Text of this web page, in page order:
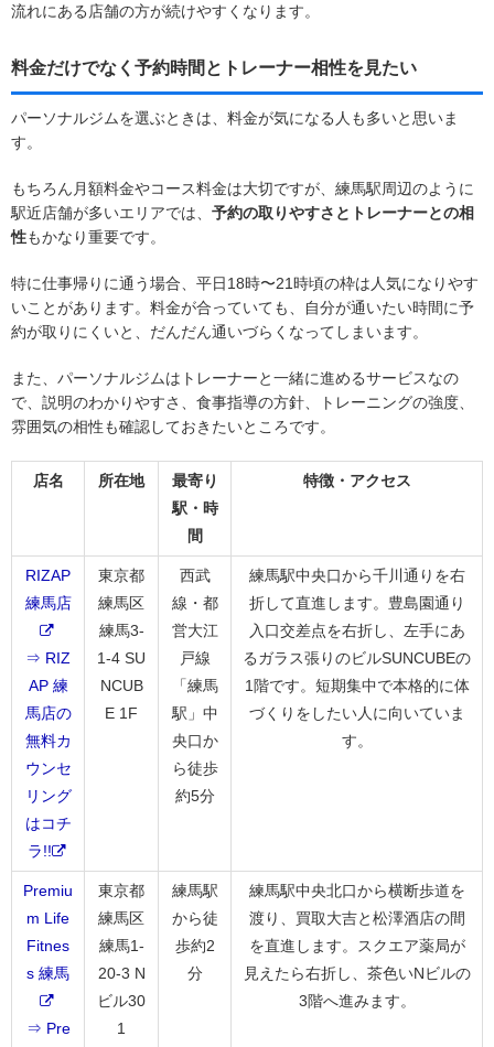
流れにある店舗の方が続けやすくなります。
料金だけでなく予約時間とトレーナー相性を見たい
パーソナルジムを選ぶときは、料金が気になる人も多いと思いま
す。
もちろん月額料金やコース料金は大切ですが、練馬駅周辺のように
駅近店舗が多いエリアでは、 予約の取りやすさとトレーナーとの相
性もかなり重要です。
特に仕事帰りに通う場合、平日18時〜21時頃の枠は人気になりやす
いことがあります。料金が合っていても、自分が通いたい時間に予
約が取りにくいと、だんだん通いづらくなってしまいます。
また、パーソナルジムはトレーナーと一緒に進めるサービスなの
で、説明のわかりやすさ、食事指導の方針、トレーニングの強度、
雰囲気の相性も確認しておきたいところです。
店名 所在地
最寄り
駅・時
間
特徴・アクセス
RIZAP
練馬店
⇒ RIZ
AP 練
馬店の
無料カ
ウンセ
リング
はコチ
ラ!!
東京都
練馬区
練馬3-
1-4 SU
NCUB
E 1F
西武
線・都
営大江
戸線
「練馬
駅」中
央口か
ら徒歩
約5分
練馬駅中央口から千川通りを右
折して直進します。豊島園通り
入口交差点を右折し、左手にあ
るガラス張りのビルSUNCUBEの
1階です。短期集中で本格的に体
づくりをしたい人に向いていま
す。
Premiu
m Life
Fitnes
s 練馬
⇒ Pre
東京都
練馬区
練馬1-
20-3 N
ビル30
1
練馬駅
から徒
歩約2
分
練馬駅中央北口から横断歩道を
渡り、買取大吉と松澤酒店の間
を直進します。スクエア薬局が
見えたら右折し、茶色いNビルの
3階へ進みます。